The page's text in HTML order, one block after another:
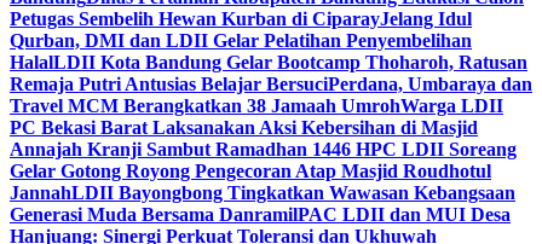
Petugas Sembelih Hewan Kurban di CiparayJelang Idul
Qurban, DMI dan LDII Gelar Pelatihan Penyembelihan
HalalLDII Kota Bandung Gelar Bootcamp Thoharoh, Ratusan
Remaja Putri Antusias Belajar BersuciPerdana, Umbaraya dan
Travel MCM Berangkatkan 38 Jamaah UmrohWarga LDII
PC Bekasi Barat Laksanakan Aksi Kebersihan di Masjid
Annajah Kranji Sambut Ramadhan 1446 HPC LDII Soreang
Gelar Gotong Royong Pengecoran Atap Masjid Roudhotul
JannahLDII Bayongbong Tingkatkan Wawasan Kebangsaan
Generasi Muda Bersama DanramilPAC LDII dan MUI Desa
Hanjuang: Sinergi Perkuat Toleransi dan Ukhuwah